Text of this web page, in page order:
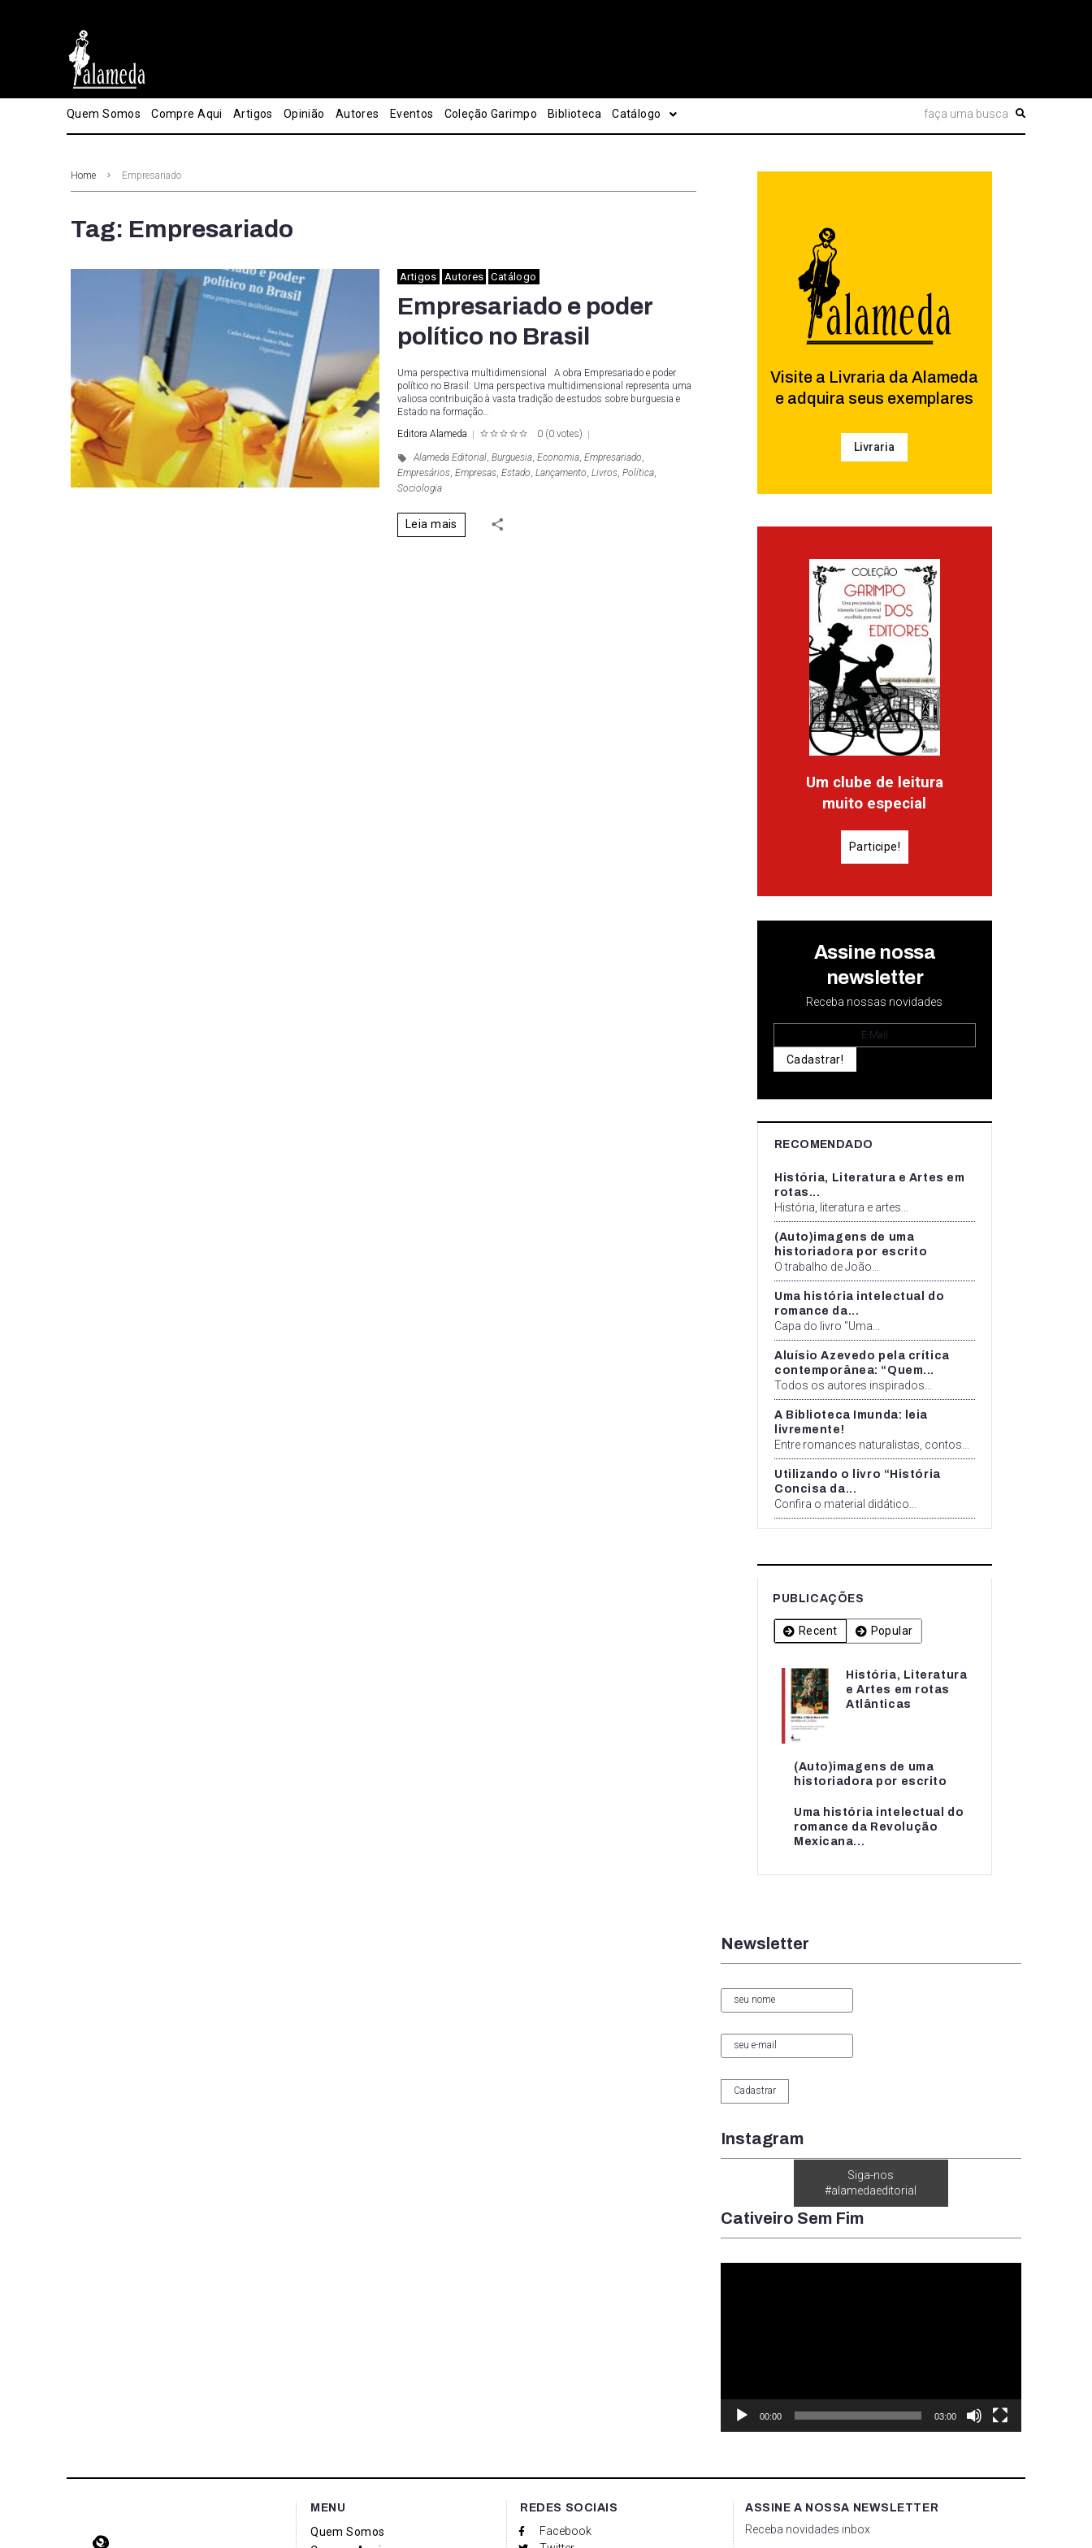
Quem Somos Compre Aqui Artigos Opinião Autores Eventos Coleção Garimpo Biblioteca Catálogo
Home Empresariado
Tag: Empresariado
Artigos Autores Catálogo
Empresariado e poder
político no Brasil
Uma perspectiva multidimensional A obra Empresariado e poder
político no Brasil: Uma perspectiva multidimensional representa uma
valiosa contribuição à vasta tradição de estudos sobre burguesia e
Estado na formação…
Editora Alameda
0 (0 votes)
Alameda Editorial, Burguesia, Economia, Empresariado,
Empresários, Empresas, Estado, Lançamento, Livros, Política,
Sociologia
Leia mais
Visite a Livraria da Alameda
e adquira seus exemplares
Livraria
Um clube de leitura
muito especial
Participe!
Assine nossa
newsletter
Receba nossas novidades
Cadastrar!
RECOMENDADO
História, Literatura e Artes em
rotas...
História, literatura e artes...
(Auto)imagens de uma
historiadora por escrito
O trabalho de João...
Uma história intelectual do
romance da...
Capa do livro "Uma...
Aluísio Azevedo pela crítica
contemporânea: “Quem...
Todos os autores inspirados...
A Biblioteca Imunda: leia
livremente!
Entre romances naturalistas, contos...
Utilizando o livro “História
Concisa da...
Confira o material didático...
PUBLICAÇÕES
Recent Popular
História, Literatura
e Artes em rotas
Atlânticas
(Auto)imagens de uma
historiadora por escrito
Uma história intelectual do
romance da Revolução
Mexicana...
História, Literatura
e Artes em rotas...
(Auto)imagens de uma
historiadora por escrito
Uma história intelectual do
romance da...
Newsletter
Instagram
Siga-nos
#alamedaeditorial
Cativeiro Sem Fim
00:00 03:00
MENU
Quem Somos
REDES SOCIAIS
Facebook
ASSINE A NOSSA NEWSLETTER
Receba novidades inbox